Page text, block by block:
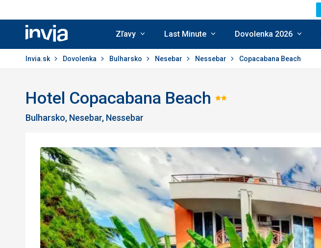
Invia.sk
Zľavy Last Minute Dovolenka 2026
Invia.sk Dovolenka Bulharsko Nesebar Nessebar Copacabana Beach
Hotel Copacabana Beach Hodnotenie:
Bulharsko, Nesebar, Nessebar